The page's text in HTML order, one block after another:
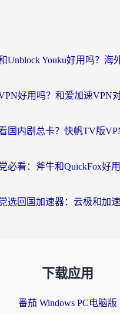
下载应用
番茄 Windows PC电脑版